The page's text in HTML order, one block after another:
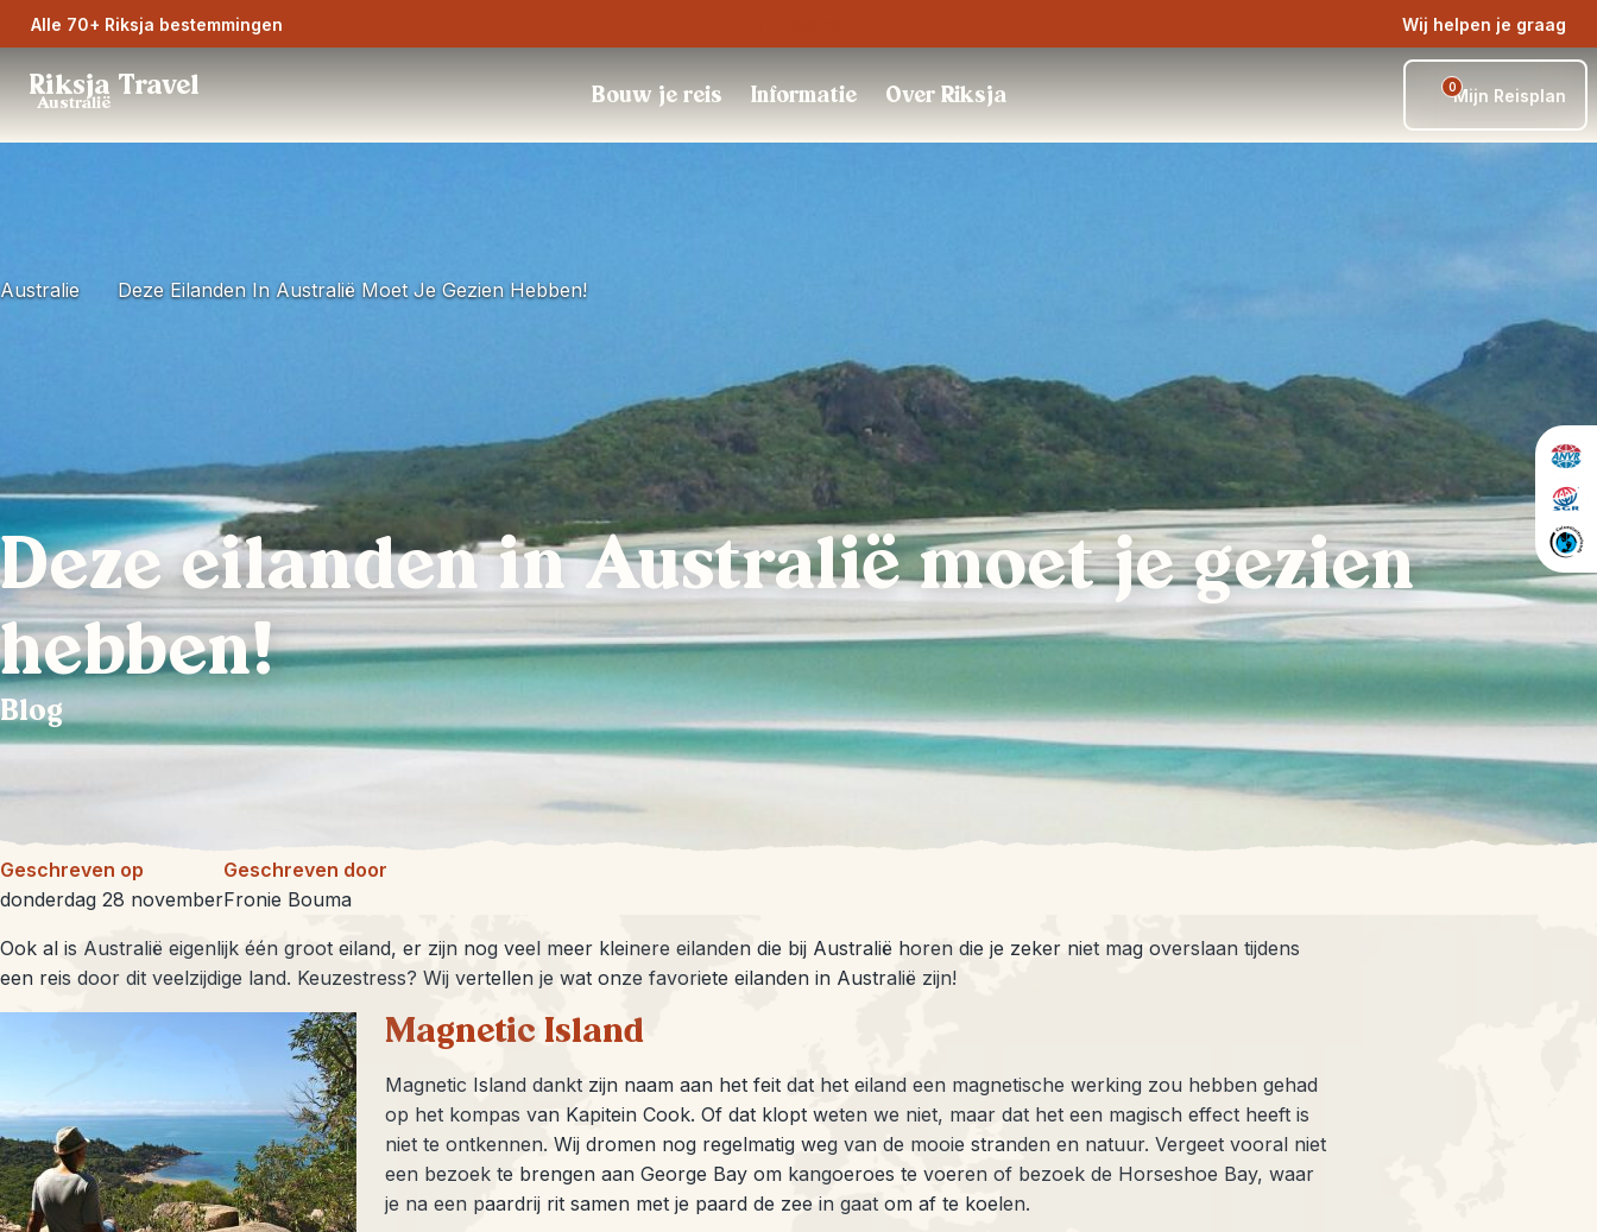
Alle 70+ Riksja bestemmingen Wij helpen je graag
Riksja Travel
Australië Bouw je reis Informatie Over Riksja 0Mijn Reisplan
Australie Deze Eilanden In Australië Moet Je Gezien Hebben!
Deze eilanden in Australië moet je gezien
hebben!
Blog
Geschreven op
donderdag 28 november
Geschreven door
Fronie Bouma
Ook al is Australië eigenlijk één groot eiland, er zijn nog veel meer kleinere eilanden die bij Australië horen die je zeker niet mag overslaan tijdens
een reis door dit veelzijdige land. Keuzestress? Wij vertellen je wat onze favoriete eilanden in Australië zijn!
Magnetic Island
Magnetic Island dankt zijn naam aan het feit dat het eiland een magnetische werking zou hebben gehad
op het kompas van Kapitein Cook. Of dat klopt weten we niet, maar dat het een magisch effect heeft is
niet te ontkennen. Wij dromen nog regelmatig weg van de mooie stranden en natuur. Vergeet vooral niet
een bezoek te brengen aan George Bay om kangoeroes te voeren of bezoek de Horseshoe Bay, waar
je na een paardrij rit samen met je paard de zee in gaat om af te koelen.